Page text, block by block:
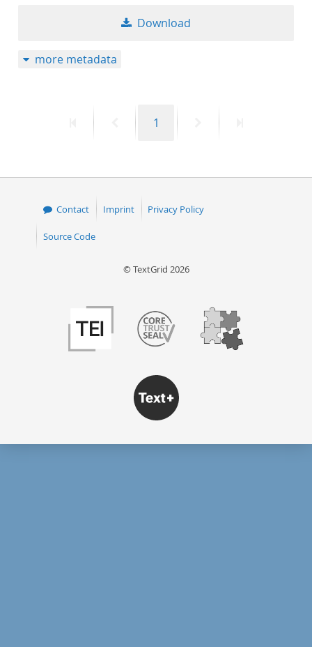
Download
more metadata
PreviousPage
1
Contact Imprint Privacy Policy
Source Code
© TextGrid 2026